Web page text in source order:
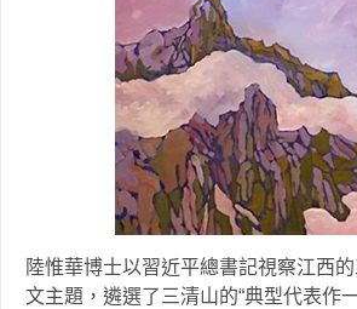
陸惟華博士以習近平總書記視察江西
文主題，遴選了三清山的“典型代表作